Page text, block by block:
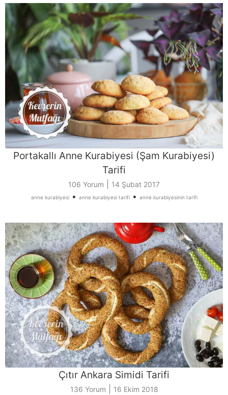
Portakallı Anne Kurabiyesi (Şam Kurabiyesi)
Tarifi
106 Yorum 14 Şubat 2017
anne kurabiyesi• anne kurabiyesi tarifi• anne kurabiyesinin tarifi
Çıtır Ankara Simidi Tarifi
136 Yorum 16 Ekim 2018